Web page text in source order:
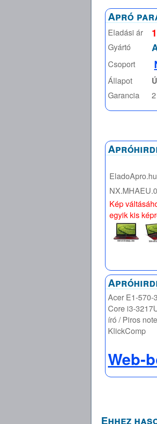
Apró
Eladási ár
Gyártó
Csoport
Állapot
Garancia
Kép
egyik kis
Acer E1-570-
Core i3-
író / Piros
KlickComp
Web-
Ehhez